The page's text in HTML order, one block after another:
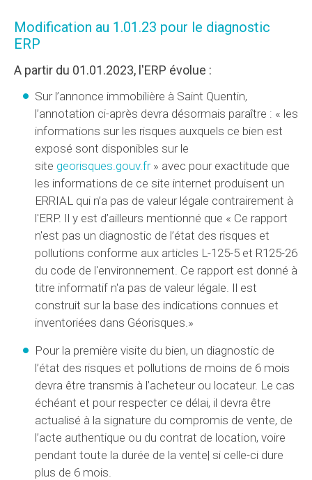
Modification au 1.01.23 pour le diagnostic
ERP
A partir du 01.01.2023, l'ERP évolue :
Sur l’annonce immobilière à Saint Quentin,
l’annotation ci-après devra désormais paraître : « les
informations sur les risques auxquels ce bien est
exposé sont disponibles sur le
site georisques.gouv.fr» avec pour exactitude que
les informations de ce site internet produisent un
ERRIAL qui n’a pas de valeur légale contrairement à
l'ERP. Il y est d’ailleurs mentionné que « Ce rapport
n'est pas un diagnostic de l’état des risques et
pollutions conforme aux articles L-125-5 et R125-26
du code de l'environnement. Ce rapport est donné à
titre informatif n'a pas de valeur légale. Il est
construit sur la base des indications connues et
inventoriées dans Géorisques.»
Pour la première visite du bien, un diagnostic de
l’état des risques et pollutions de moins de 6 mois
devra être transmis à l’acheteur ou locateur. Le cas
échéant et pour respecter ce délai, il devra être
actualisé à la signature du compromis de vente, de
l’acte authentique ou du contrat de location, voire
pendant toute la durée de la vente| si celle-ci dure
plus de 6 mois.